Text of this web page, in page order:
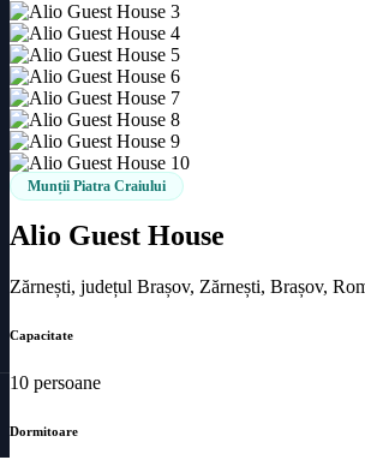
Munții Piatra Craiului
Alio Guest House
Zărnești, județul Brașov, Zărnești, Brașov,
Capacitate
10 persoane
Dormitoare